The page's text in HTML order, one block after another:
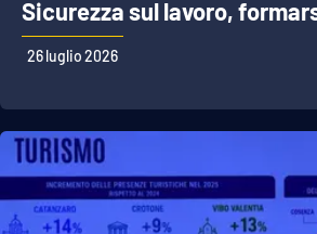
Sicurezza sul lavoro,
26 luglio 2026